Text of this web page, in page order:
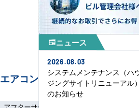
エアコンセンターAC 佐倉
newspaperニュース
2026.08.03
システムメンテナンス（ハ
ジングサイトリニューアル）
のお知らせ